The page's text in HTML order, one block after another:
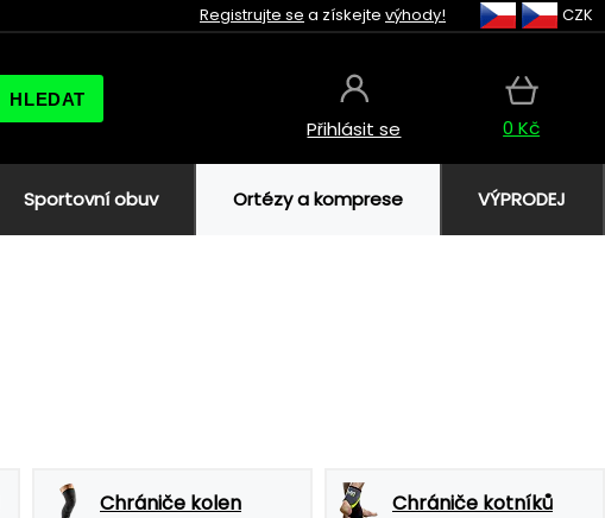
Registrujte se a získejte výhody! CZK
HLEDAT
Přihlásit se 0 Kč
Sportovní obuv Ortézy a komprese VÝPRODEJ
Chrániče kolen Chrániče kotníků